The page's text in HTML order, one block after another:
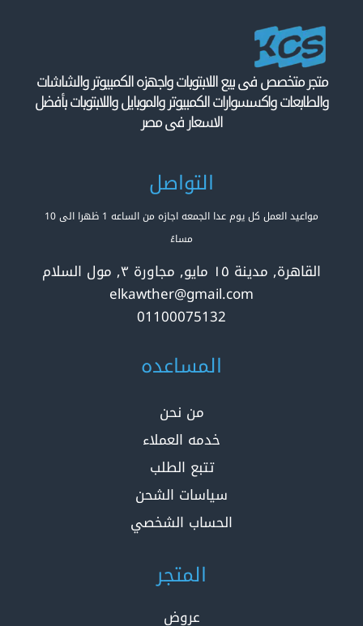
متجر متخصص فى بيع اللابتوبات واجهزه الكمبيوتر والشاشات
والطابعات واكسسوارات الكمبيوتر والموبايل واللابتوبات بأفضل
الاسعار فى مصر
التواصل
مواعيد العمل كل يوم عدا الجمعه اجازه من الساعه 1 ظهرا الى 10
مساءً
القاهرة, مدينة ١٥ مايو, مجاورة ٣, مول السلام
elkawther@gmail.com
01100075132
المساعده
من نحن
خدمه العملاء
تتبع الطلب
سياسات الشحن
الحساب الشخصي
المتجر
عروض